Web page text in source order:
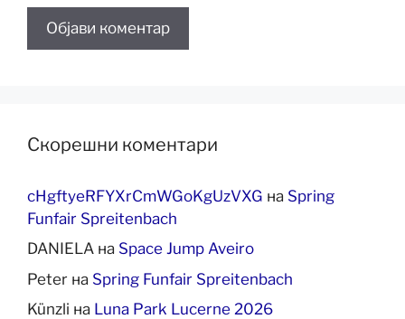
Скорешни коментари
cHgftyeRFYXrCmWGoKgUzVXG на Spring
Funfair Spreitenbach
DANIELA на Space Jump Aveiro
Peter на Spring Funfair Spreitenbach
Künzli на Luna Park Lucerne 2026